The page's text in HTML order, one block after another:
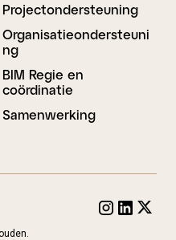
Projectondersteuning
Organisatieondersteuni
ng
BIM Regie en
coördinatie
Samenwerking